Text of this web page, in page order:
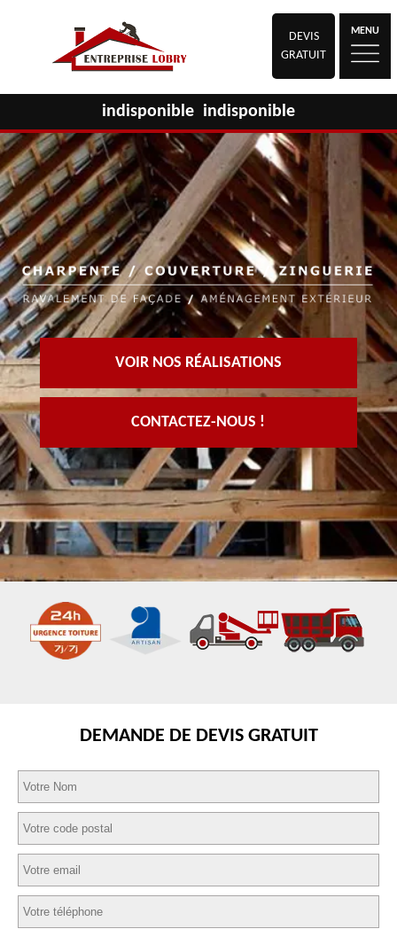
DEVIS
GRATUIT
MENU
indisponible indisponible
VOIR NOS RÉALISATIONS
CONTACTEZ-NOUS !
DEMANDE DE DEVIS GRATUIT